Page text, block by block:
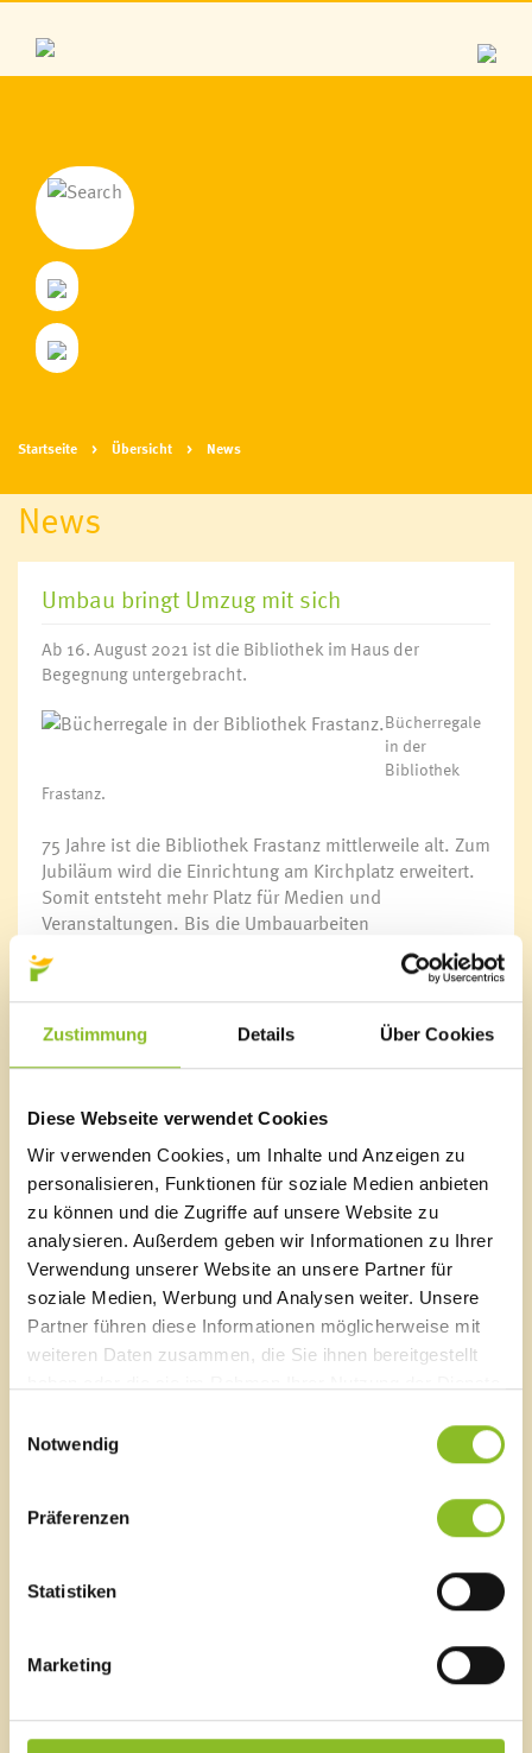
Zustimmung Details Über Cookies
Diese Webseite verwendet Cookies
Wir verwenden Cookies, um Inhalte und Anzeigen zu
personalisieren, Funktionen für soziale Medien anbieten
zu können und die Zugriffe auf unsere Website zu
analysieren. Außerdem geben wir Informationen zu Ihrer
Verwendung unserer Website an unsere Partner für
soziale Medien, Werbung und Analysen weiter. Unsere
Partner führen diese Informationen möglicherweise mit
weiteren Daten zusammen, die Sie ihnen bereitgestellt
Notwendig
Präferenzen
Statistiken
Marketing
Startseite Übersicht News
News
Umbau bringt Umzug mit sich
Ab 16. August 2021 ist die Bibliothek im Haus der
Begegnung untergebracht.
Bücherregale
in der
Bibliothek
Frastanz.
75 Jahre ist die Bibliothek Frastanz mittlerweile alt. Zum
Jubiläum wird die Einrichtung am Kirchplatz erweitert.
Somit entsteht mehr Platz für Medien und
Veranstaltungen. Bis die Umbauarbeiten
16.08.2021 in das gegenüberliegende Haus der
Begegnung ein.
Marktgemeinde Frastanz
Sägenplatz 1
A-6820 Frastanz, Österreich
Lageplan
T0043 5522 51534-0
Veröffentlichungsportal
Bürgermeldungen
News Archiv